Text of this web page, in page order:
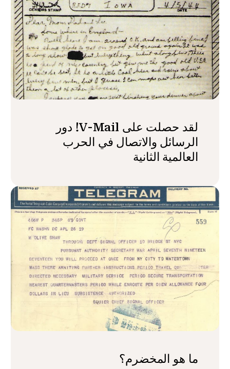
لقد حصلت على V-Mail! دور
الرسائل والاتصال في الحرب
العالمية الثانية
ما هو المخضرم؟